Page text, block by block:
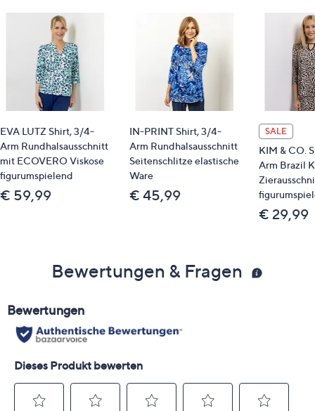
EVA LUTZ Shirt, 3/4-
Arm Rundhalsausschnitt
mit ECOVERO Viskose
figurumspielend
€ 59,99
IN-PRINT Shirt, 3/4-
Arm Rundhalsausschnitt
Seitenschlitze elastische
Ware
€ 45,99
SALE
KIM & CO.
Arm Brazil
€ 29,99
Bewertungen & Fragen